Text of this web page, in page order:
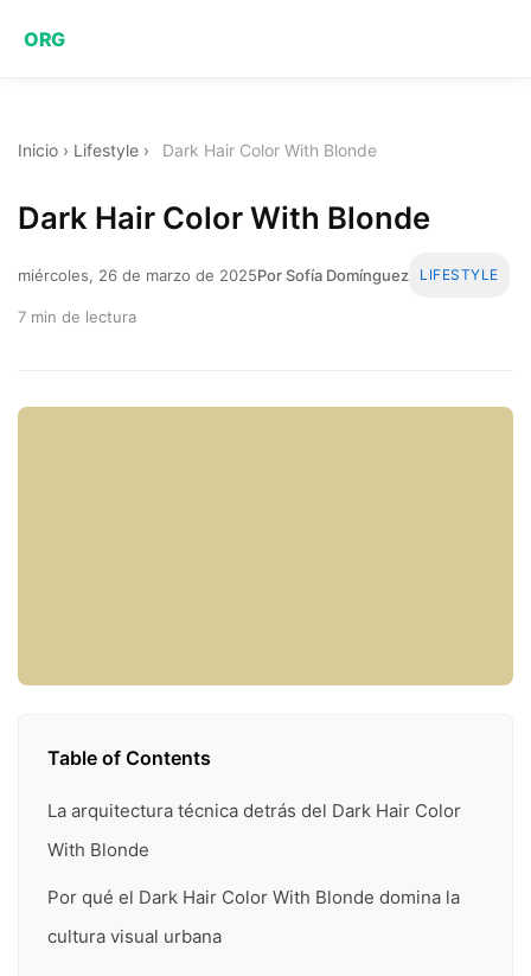
ORG
Inicio › Lifestyle › Dark Hair Color With Blonde
Dark Hair Color With Blonde
miércoles, 26 de marzo de 2025Por Sofía Domínguez LIFESTYLE
7 min de lectura
Table of Contents
La arquitectura técnica detrás del Dark Hair Color
With Blonde
Por qué el Dark Hair Color With Blonde domina la
cultura visual urbana